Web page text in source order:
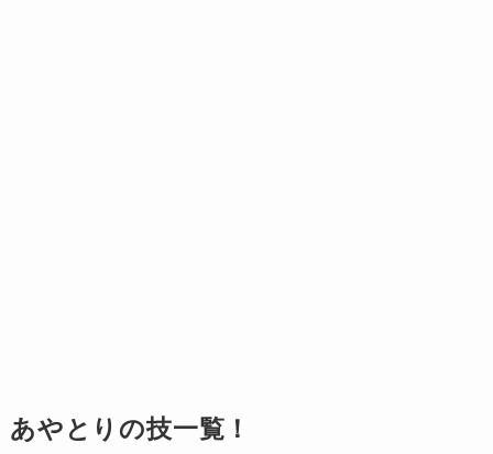
あやとりの技一覧！